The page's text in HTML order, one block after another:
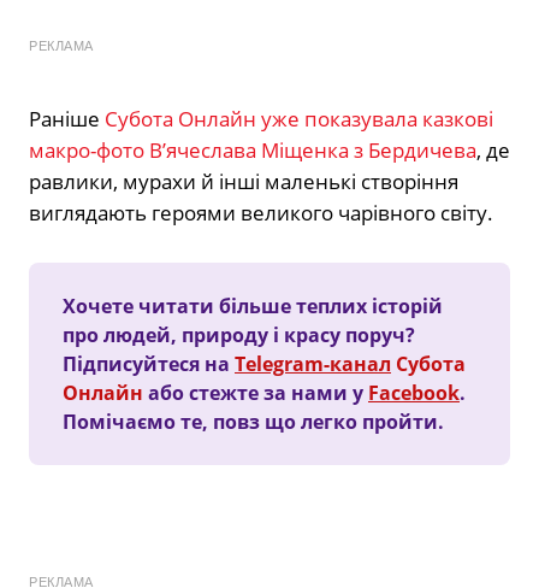
РЕКЛАМА
Раніше Субота Онлайн уже показувала казкові
макро-фото В’ячеслава Міщенка з Бердичева, де
равлики, мурахи й інші маленькі створіння
виглядають героями великого чарівного світу.
Хочете читати більше теплих історій
про людей, природу і красу поруч?
Підписуйтеся на Telegram-канал Субота
Онлайн або стежте за нами у Facebook.
Помічаємо те, повз що легко пройти.
РЕКЛАМА